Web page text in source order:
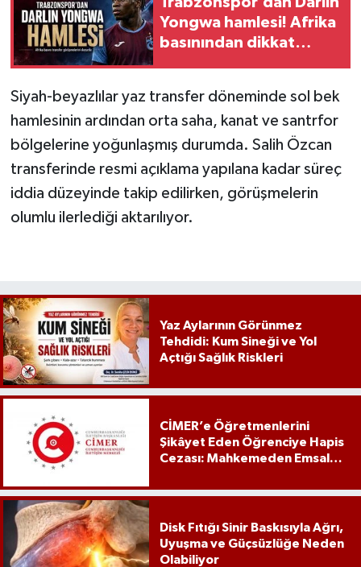
Yongwa hamlesi! Afrika
basınından dikkat
Siyah-beyazlılar yaz transfer döneminde sol bek
hamlesinin ardından orta saha, kanat ve santrfor
bölgelerine yoğunlaşmış durumda. Salih Özcan
transferinde resmi açıklama yapılana kadar süreç
iddia düzeyinde takip edilirken, görüşmelerin
olumlu ilerlediği aktarılıyor.
Yaz Aylarının Görünmez
Tehdidi: Kum Sineği ve Yol
Açtığı Sağlık Riskleri
CİMER’e Öğretmenlerini
Şikâyet Eden Öğrenciye Hapis
Cezası: Mahkemeden Emsal
Disk Fıtığı Sinir Baskısıyla Ağrı,
Uyuşma ve Güçsüzlüğe Neden
Olabiliyor